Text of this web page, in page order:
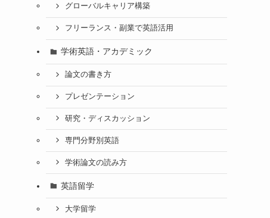
グローバルキャリア構築
フリーランス・副業で英語活用
学術英語・アカデミック
論文の書き方
プレゼンテーション
研究・ディスカッション
専門分野別英語
学術論文の読み方
英語留学
大学留学